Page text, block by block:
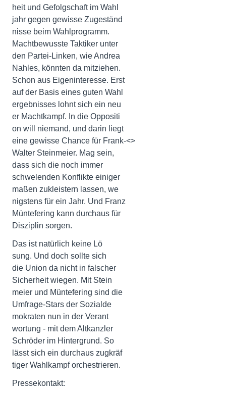
heit und Gefolgschaft im Wahl
jahr gegen gewisse Zugeständ
nisse beim Wahlprogramm.
Machtbewusste Taktiker unter
den Partei-Linken, wie Andrea
Nahles, könnten da mitziehen.
Schon aus Eigeninteresse. Erst
auf der Basis eines guten Wahl
ergebnisses lohnt sich ein neu
er Machtkampf. In die Oppositi
on will niemand, und darin liegt
eine gewisse Chance für Frank-<>
Walter Steinmeier. Mag sein,
dass sich die noch immer
schwelenden Konflikte einiger
maßen zukleistern lassen, we
nigstens für ein Jahr. Und Franz
Müntefering kann durchaus für
Disziplin sorgen.
Das ist natürlich keine Lö
sung. Und doch sollte sich
die Union da nicht in falscher
Sicherheit wiegen. Mit Stein
meier und Müntefering sind die
Umfrage-Stars der Sozialde
mokraten nun in der Verant
wortung - mit dem Altkanzler
Schröder im Hintergrund. So
lässt sich ein durchaus zugkräf
tiger Wahlkampf orchestrieren.
Pressekontakt: